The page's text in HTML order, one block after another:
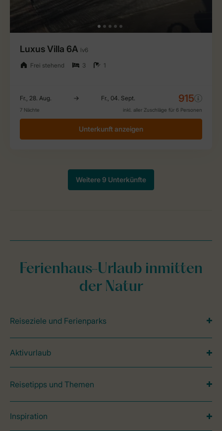
Ferienhaus-Urlaub inmitten
der Natur
Reiseziele und Ferienparks
Aktivurlaub
Reisetipps und Themen
Inspiration